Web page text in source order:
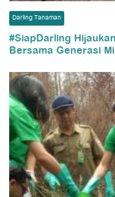
Darling Tanaman
#SiapDarling
Bersama Generasi